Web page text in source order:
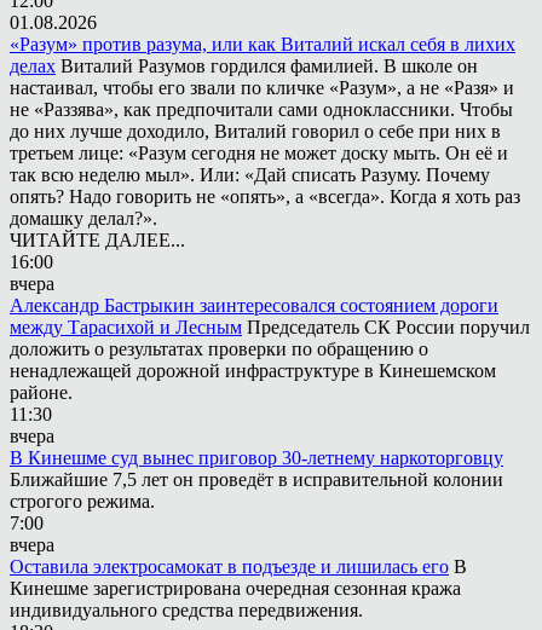
01.08.2026
«Разум» против разума, или как Виталий искал себя в лихих
делах Виталий Разумов гордился фамилией. В школе он
настаивал, чтобы его звали по кличке «Разум», а не «Разя» и
не «Раззява», как предпочитали сами одноклассники. Чтобы
до них лучше доходило, Виталий говорил о себе при них в
третьем лице: «Разум сегодня не может доску мыть. Он её и
так всю неделю мыл». Или: «Дай списать Разуму. Почему
опять? Надо говорить не «опять», а «всегда». Когда я хоть раз
домашку делал?».
ЧИТАЙТЕ ДАЛЕЕ...
16:00
вчера
Александр Бастрыкин заинтересовался состоянием дороги
между Тарасихой и Лесным Председатель СК России поручил
доложить о результатах проверки по обращению о
ненадлежащей дорожной инфраструктуре в Кинешемском
районе.
11:30
вчера
В Кинешме суд вынес приговор 30-летнему наркоторговцу
Ближайшие 7,5 лет он проведёт в исправительной колонии
строгого режима.
7:00
вчера
Оставила электросамокат в подъезде и лишилась его В
Кинешме зарегистрирована очередная сезонная кража
индивидуального средства передвижения.